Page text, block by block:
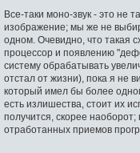
о
щ
е
н
е
Все-таки моно-звук - это не
изображение; мы же не
одном. Очевидно, что такая
процессор и появлению
систему обрабатывать
отстал от жизни), пока я не
который имел бы более
есть излишества, стоит их
получится, скорее
отработанных приемов